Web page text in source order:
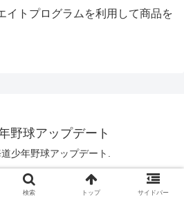
イトプログラムを利用して商品を
野球アップデート
少年野球アップデート.
検索 トップ サイドバー